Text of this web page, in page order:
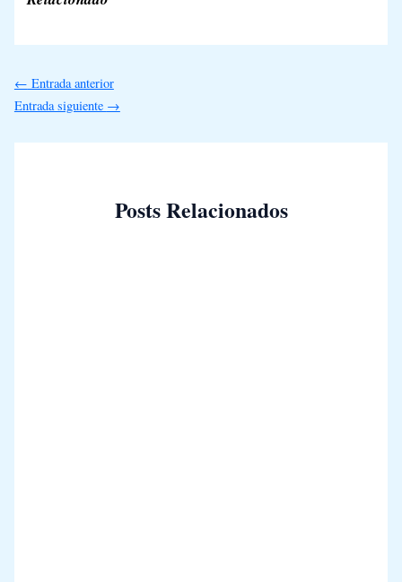
← Entrada anterior
Entrada siguiente →
Posts Relacionados